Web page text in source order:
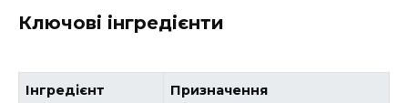
Ключові інгредієнти
Інгредієнт Призначення